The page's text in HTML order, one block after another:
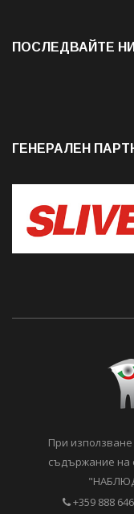
ПОСЛЕДВАЙТЕ НИ
ГЕНЕРАЛЕН
При
съдържание на
+359 888